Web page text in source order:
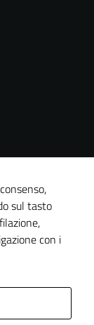
sul tasto
con i